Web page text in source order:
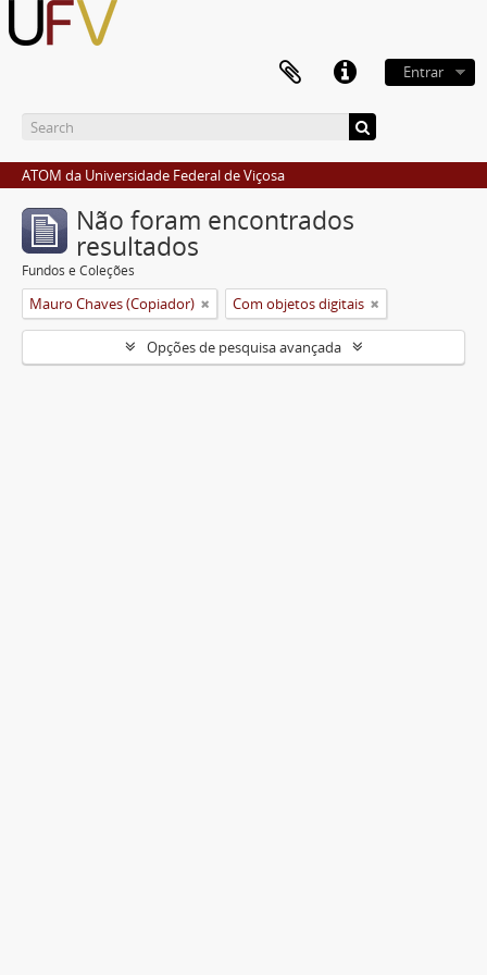
Entrar
ATOM da Universidade Federal de Viçosa
Não foram encontrados
resultados
Fundos e Coleções
Mauro Chaves (Copiador) Com objetos digitais
Opções de pesquisa avançada